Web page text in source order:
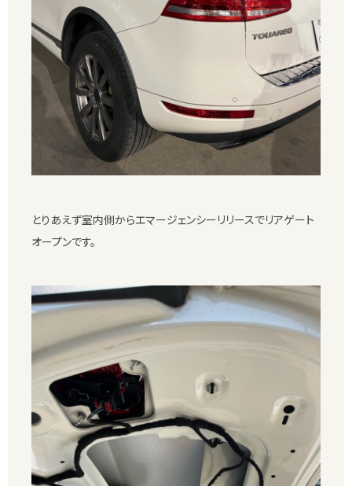
とりあえず室内側からエマージェンシーリリースでリアゲート
オープンです。